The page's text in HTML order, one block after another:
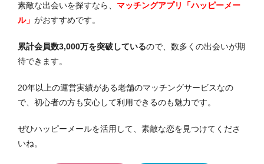
素敵な出会いを探すなら、 マッチングアプリ「ハッピーメー
ル」 がおすすめです。
累計会員数3,000万を突破しているので、数多くの出会いが期
待できます。
20年以上の運営実績がある老舗のマッチングサービスなの
で、初心者の方も安心して利用できるのも魅力です。
ぜひハッピーメールを活用して、素敵な恋を見つけてくださ
いね。